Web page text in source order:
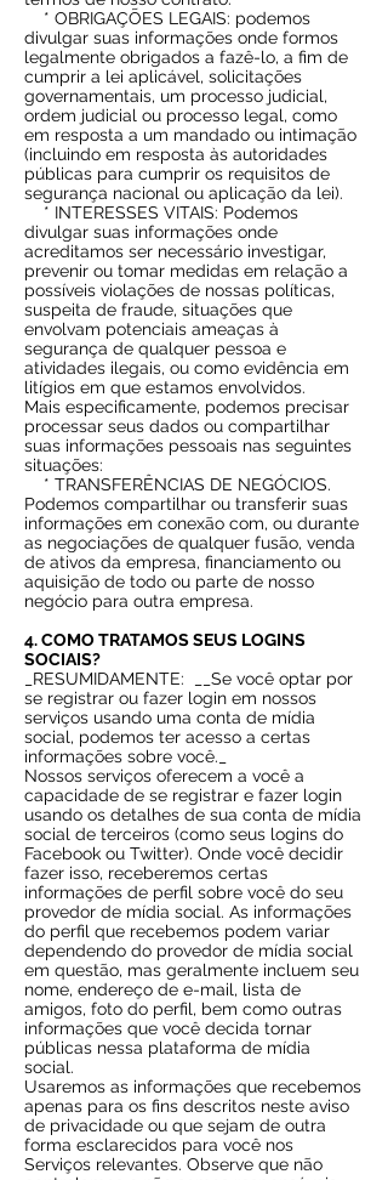
* OBRIGAÇÕES LEGAIS: podemos
divulgar suas informações onde formos
legalmente obrigados a fazê-lo, a fim de
cumprir a lei aplicável, solicitações
governamentais, um processo judicial,
ordem judicial ou processo legal, como
em resposta a um mandado ou intimação
(incluindo em resposta às autoridades
públicas para cumprir os requisitos de
segurança nacional ou aplicação da lei).
* INTERESSES VITAIS: Podemos
divulgar suas informações onde
acreditamos ser necessário investigar,
prevenir ou tomar medidas em relação a
possíveis violações de nossas políticas,
suspeita de fraude, situações que
envolvam potenciais ameaças à
segurança de qualquer pessoa e
atividades ilegais, ou como evidência em
litígios em que estamos envolvidos.
Mais especificamente, podemos precisar
processar seus dados ou compartilhar
suas informações pessoais nas seguintes
situações:
* TRANSFERÊNCIAS DE NEGÓCIOS.
Podemos compartilhar ou transferir suas
informações em conexão com, ou durante
as negociações de qualquer fusão, venda
de ativos da empresa, financiamento ou
aquisição de todo ou parte de nosso
negócio para outra empresa.
4. COMO TRATAMOS SEUS LOGINS
SOCIAIS?
_RESUMIDAMENTE:
__Se você optar por
se registrar ou fazer login em nossos
serviços usando uma conta de mídia
social, podemos ter acesso a certas
informações sobre você._
Nossos serviços oferecem a você a
capacidade de se registrar e fazer login
usando os detalhes de sua conta de mídia
social de terceiros (como seus logins do
Facebook ou Twitter). Onde você decidir
fazer isso, receberemos certas
informações de perfil sobre você do seu
provedor de mídia social. As informações
do perfil que recebemos podem variar
dependendo do provedor de mídia social
em questão, mas geralmente incluem seu
nome, endereço de e-mail, lista de
amigos, foto do perfil, bem como outras
informações que você decida tornar
públicas nessa plataforma de mídia
social.
Usaremos as informações que recebemos
apenas para os fins descritos neste aviso
de privacidade ou que sejam de outra
forma esclarecidos para você nos
Serviços relevantes. Observe que não